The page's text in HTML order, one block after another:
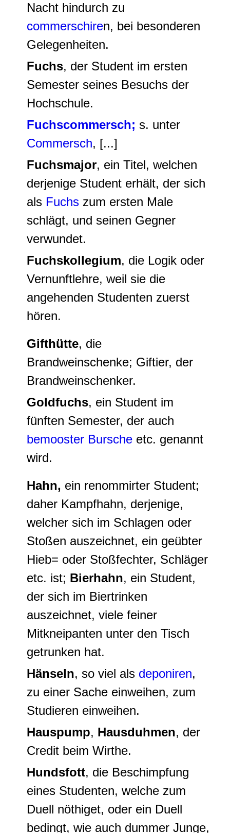
Nacht hindurch zu
commerschiren, bei besonderen
Gelegenheiten.
Fuchs, der Student im ersten
Semester seines Besuchs der
Hochschule.
Fuchscommersch; s. unter
Commersch, [...]
Fuchsmajor, ein Titel, welchen
derjenige Student erhält, der sich
als Fuchs zum ersten Male
schlägt, und seinen Gegner
verwundet.
Fuchskollegium, die Logik oder
Vernunftlehre, weil sie die
angehenden Studenten zuerst
hören.
Gifthütte, die
Brandweinschenke; Giftier, der
Brandweinschenker.
Goldfuchs, ein Student im
fünften Semester, der auch
bemooster Bursche etc. genannt
wird.
Hahn, ein renommirter Student;
daher Kampfhahn, derjenige,
welcher sich im Schlagen oder
Stoßen auszeichnet, ein geübter
Hieb= oder Stoßfechter, Schläger
etc. ist; Bierhahn, ein Student,
der sich im Biertrinken
auszeichnet, viele feiner
Mitkneipanten unter den Tisch
getrunken hat.
Hänseln, so viel als deponiren,
zu einer Sache einweihen, zum
Studieren einweihen.
Hauspump, Hausduhmen, der
Credit beim Wirthe.
Hundsfott, die Beschimpfung
eines Studenten, welche zum
Duell nöthiget, oder ein Duell
bedingt, wie auch dummer Junge,